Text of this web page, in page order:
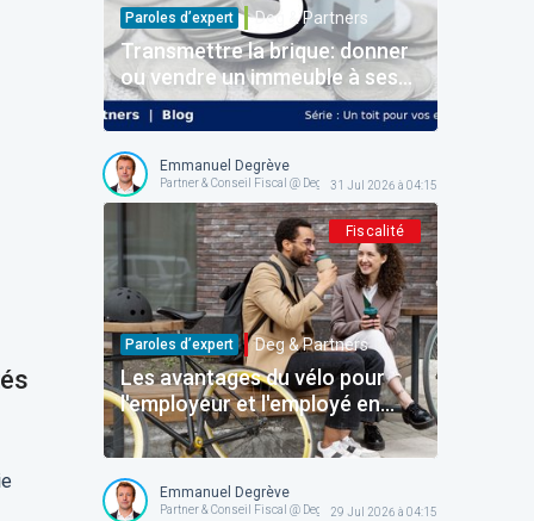
Paroles d’expert Deg & Partners
Transmettre la brique: donner
ou vendre un immeuble à ses
enfants
Emmanuel Degrève
Partner & Conseil Fiscal @ Deg & Partners31 Jul 2026 à 04:15
Fiscalité
Paroles d’expert Deg & Partners
Les avantages du vélo pour
l'employeur et l'employé en
Belgique: le dossier complet
pour structurer l'avantage
sans faux pas!
Emmanuel Degrève
Partner & Conseil Fiscal @ Deg & Partners29 Jul 2026 à 04:15